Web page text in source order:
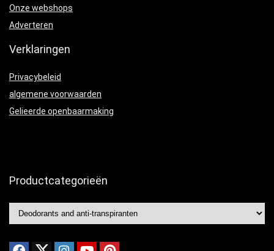
Onze webshops
Adverteren
Verklaringen
Privacybeleid
algemene voorwaarden
Gelieerde openbaarmaking
Productcategorieën